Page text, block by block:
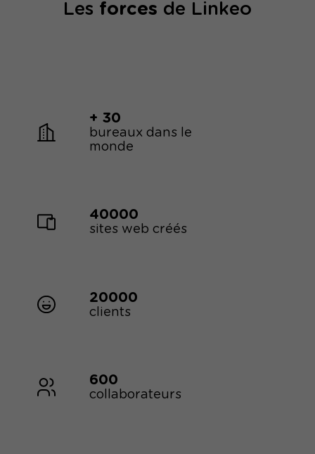
Les forces de Linkeo
+ 30
bureaux dans le
monde
40000
sites web créés
20000
clients
600
collaborateurs